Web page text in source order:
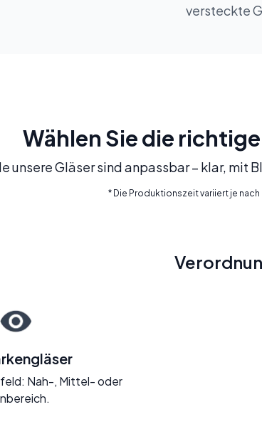
versteckte
Wählen Sie die
unsere Gläser sind anpassbar – klar, mit
* Die Produktionszeit variiert je nach
Nah-, Mittel- oder